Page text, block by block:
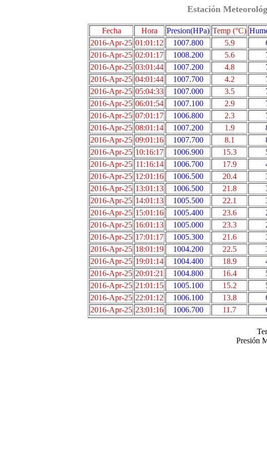
Estación
Fecha Hora Presion(HPa) Temp (°C)
2016-Apr-25 01:01:12 1007.800 5.9
2016-Apr-25 02:01:17 1008.200 5.6
2016-Apr-25 03:01:44 1007.200 4.8
2016-Apr-25 04:01:44 1007.700 4.2
2016-Apr-25 05:04:33 1007.000 3.5
2016-Apr-25 06:01:54 1007.100 2.9
2016-Apr-25 07:01:17 1006.800 2.3
2016-Apr-25 08:01:14 1007.200 1.9
2016-Apr-25 09:01:16 1007.700 8.1
2016-Apr-25 10:16:17 1006.900 15.3
2016-Apr-25 11:16:14 1006.700 17.9
2016-Apr-25 12:01:16 1006.500 20.4
2016-Apr-25 13:01:13 1006.500 21.8
2016-Apr-25 14:01:13 1005.500 22.1
2016-Apr-25 15:01:16 1005.400 23.6
2016-Apr-25 16:01:13 1005.000 23.3
2016-Apr-25 17:01:17 1005.300 21.6
2016-Apr-25 18:01:19 1004.200 22.5
2016-Apr-25 19:01:14 1004.400 18.9
2016-Apr-25 20:01:21 1004.800 16.4
2016-Apr-25 21:01:15 1005.100 15.2
2016-Apr-25 22:01:12 1006.100 13.8
2016-Apr-25 23:01:16 1006.700 11.7
Presión